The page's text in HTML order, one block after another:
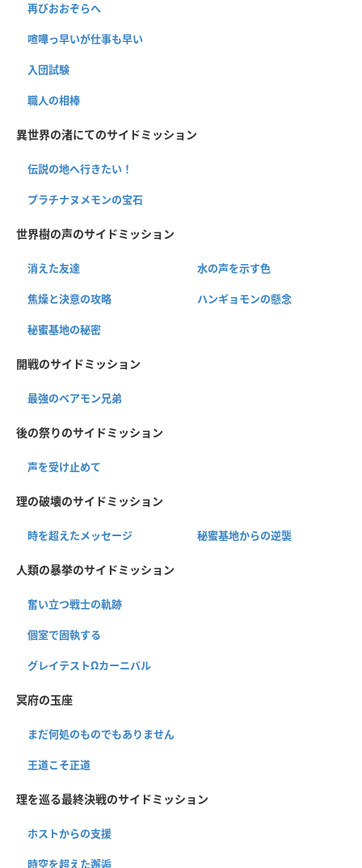
再びおおぞらへ
喧嘩っ早いが仕事も早い
入団試験
職人の相棒
異世界の渚にてのサイドミッション
伝説の地へ行きたい！
プラチナヌメモンの宝石
世界樹の声のサイドミッション
消えた友達 水の声を示す色
焦燥と決意の攻略 ハンギョモンの懸念
秘蜜基地の秘密
開戦のサイドミッション
最強のベアモン兄弟
後の祭りのサイドミッション
声を受け止めて
理の破壊のサイドミッション
時を超えたメッセージ 秘蜜基地からの逆襲
人類の暴挙のサイドミッション
奮い立つ戦士の軌跡
個室で固執する
グレイテストΩカーニバル
冥府の玉座
まだ何処のものでもありません
王道こそ正道
理を巡る最終決戦のサイドミッション
ホストからの支援
時空を超えた邂逅